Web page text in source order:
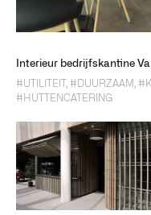
Interieur bedrijfskantine
#UTILITEIT #DUURZAAM
#HUTTENCATERING